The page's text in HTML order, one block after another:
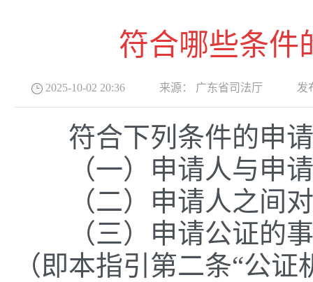
符合哪些条件
2025-10-02 20:36 来源： 广东省司法厅 发
符合下列条件的申请
（一）申请人与申请
（二）申请人之间对
（三）申请公证的事
（即本指引第二条“公